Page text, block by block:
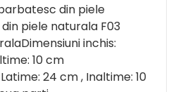
din piele
piele naturala F03
inchis:
10 cm
24 cm , Inaltime: 10